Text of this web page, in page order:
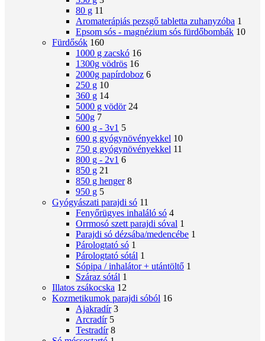
80 g 11
Aromaterápiás pezsgő tabletta zuhanyzóba 1
Epsom sós - magnézium sós fürdőbombák 10
Fürdősók 160
1000 g zacskó 16
1300g vödrös 16
2000g papírdoboz 6
250 g 10
360 g 14
5000 g vödör 24
500g 7
600 g - 3v1 5
600 g gyógynövényekkel 10
750 g gyógynövényekkel 11
800 g - 2v1 6
850 g 21
850 g henger 8
950 g 5
Gyógyászati ​​parajdi só 11
Fenyőrügyes inhaláló só 4
Orrmosó szett parajdi sóval 1
Parajdi só dézsába/medencébe 1
Párologtató só 1
Párologtató sótál 1
Sópipa / inhalátor + utántöltő 1
Száraz sótál 1
Illatos zsákocska 12
Kozmetikumok parajdi sóból 16
Ajakradír 3
Arcradír 5
Testradír 8